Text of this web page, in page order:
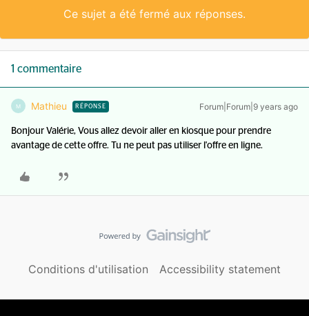
Ce sujet a été fermé aux réponses.
1 commentaire
M Mathieu RÉPONSE Forum|Forum|9 years ago
Bonjour Valérie, Vous allez devoir aller en kiosque pour prendre
avantage de cette offre. Tu ne peut pas utiliser l'offre en ligne.
Conditions d'utilisation Accessibility statement